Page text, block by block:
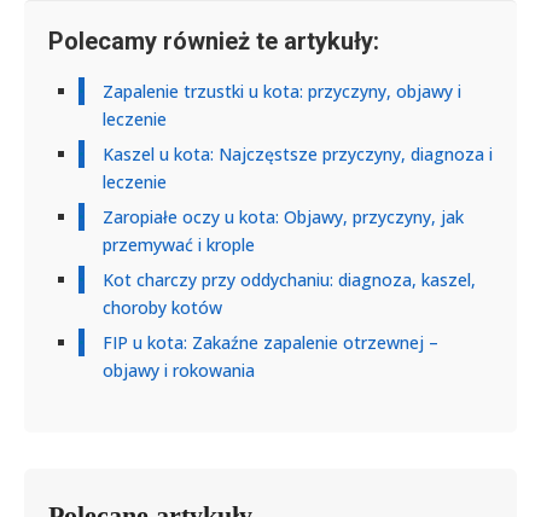
Polecamy również te artykuły:
Zapalenie trzustki u kota: przyczyny, objawy i
leczenie
Kaszel u kota: Najczęstsze przyczyny, diagnoza i
leczenie
Zaropiałe oczy u kota: Objawy, przyczyny, jak
przemywać i krople
Kot charczy przy oddychaniu: diagnoza, kaszel,
choroby kotów
FIP u kota: Zakaźne zapalenie otrzewnej –
objawy i rokowania